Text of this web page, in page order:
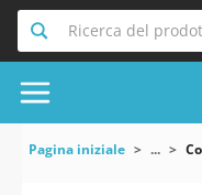
Ricerca del
Pagina iniziale ...